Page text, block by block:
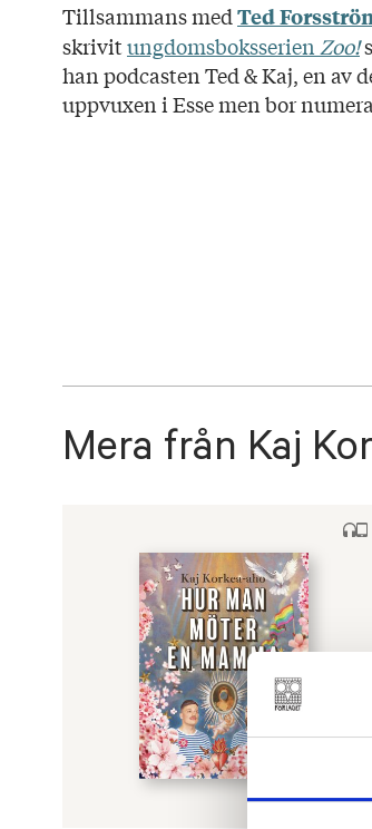
Tillsammans med Ted
skrivitungdomsboksserien Zoo!
han podcasten Ted & Kaj, en av
uppvuxen i Esse men bor
Mera från Kaj